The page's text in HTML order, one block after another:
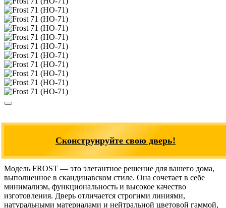
Сконструируйте свою дверь!
Модель FROST — это элегантное решение для вашего дома,
выполненное в скандинавском стиле. Она сочетает в себе
минимализм, функциональность и высокое качество
изготовления. Дверь отличается строгими линиями,
натуральными материалами и нейтральной цветовой гаммой,